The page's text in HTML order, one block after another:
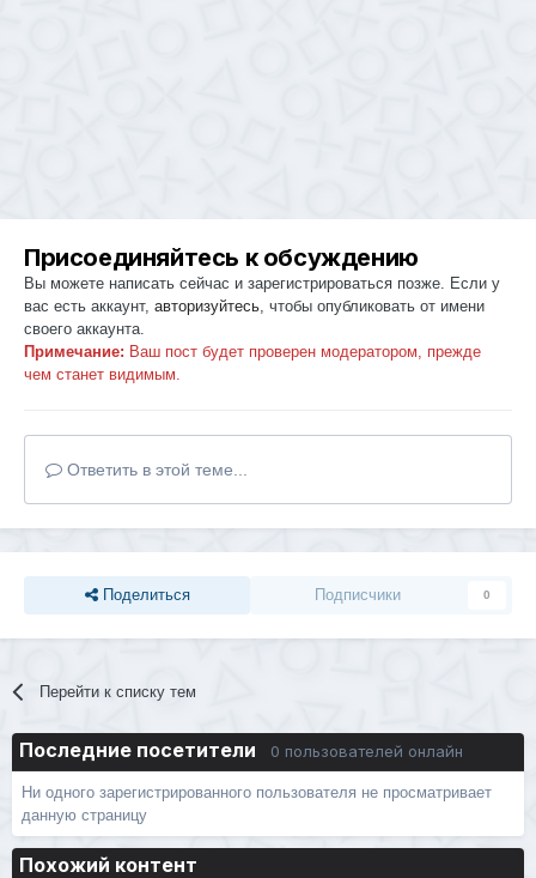
Присоединяйтесь к обсуждению
Вы можете написать сейчас и зарегистрироваться позже. Если у
вас есть аккаунт, авторизуйтесь , чтобы опубликовать от имени
своего аккаунта.
Примечание: Ваш пост будет проверен модератором, прежде
чем станет видимым.
Ответить в этой теме...
Поделиться Подписчики 0
Перейти к списку тем
Последние посетители 0 пользователей онлайн
Ни одного зарегистрированного пользователя не просматривает
данную страницу
Похожий контент